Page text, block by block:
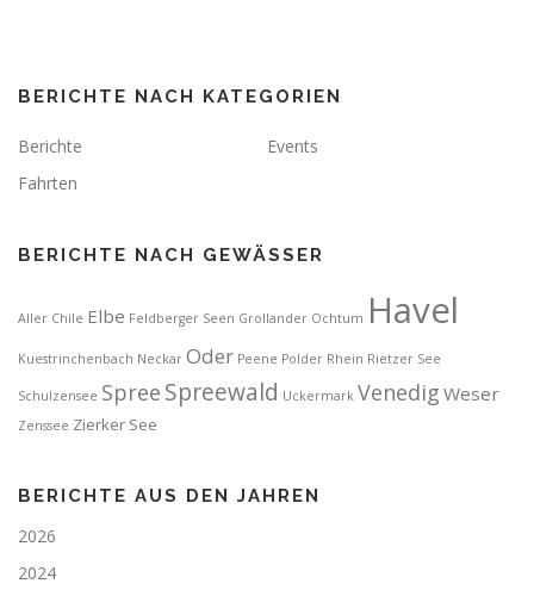
BERICHTE NACH KATEGORIEN
Berichte
Events
Fahrten
BERICHTE NACH GEWÄSSER
Aller Chile Elbe Feldberger Seen Grollander Ochtum Havel
Kuestrinchenbach Neckar Oder Peene Polder Rhein Rietzer See
Schulzensee Spree Spreewald Uckermark Venedig Weser
Zenssee Zierker See
BERICHTE AUS DEN JAHREN
2026
2024